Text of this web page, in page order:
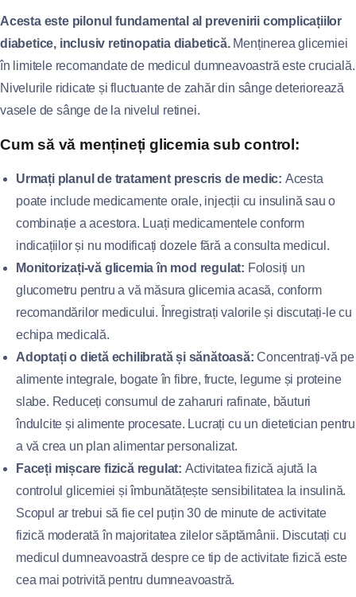
Acesta este pilonul fundamental al prevenirii complicațiilor
diabetice, inclusiv retinopatia diabetică.Menținerea glicemiei
în limitele recomandate de medicul dumneavoastră este crucială.
Nivelurile ridicate și fluctuante de zahăr din sânge deteriorează
vasele de sânge de la nivelul retinei.
Cum să vă mențineți glicemia sub control:
Urmați planul de tratament prescris de medic: Acesta
poate include medicamente orale, injecții cu insulină sau o
combinație a acestora. Luați medicamentele conform
indicațiilor și nu modificați dozele fără a consulta medicul.
Monitorizați-vă glicemia în mod regulat: Folosiți un
glucometru pentru a vă măsura glicemia acasă, conform
recomandărilor medicului. Înregistrați valorile și discutați-le cu
echipa medicală.
Adoptați o dietă echilibrată și sănătoasă: Concentrați-vă pe
alimente integrale, bogate în fibre, fructe, legume și proteine
slabe. Reduceți consumul de zaharuri rafinate, băuturi
îndulcite și alimente procesate. Lucrați cu un dietetician pentru
a vă crea un plan alimentar personalizat.
Faceți mișcare fizică regulat: Activitatea fizică ajută la
controlul glicemiei și îmbunătățește sensibilitatea la insulină.
Scopul ar trebui să fie cel puțin 30 de minute de activitate
fizică moderată în majoritatea zilelor săptămânii. Discutați cu
medicul dumneavoastră despre ce tip de activitate fizică este
cea mai potrivită pentru dumneavoastră.